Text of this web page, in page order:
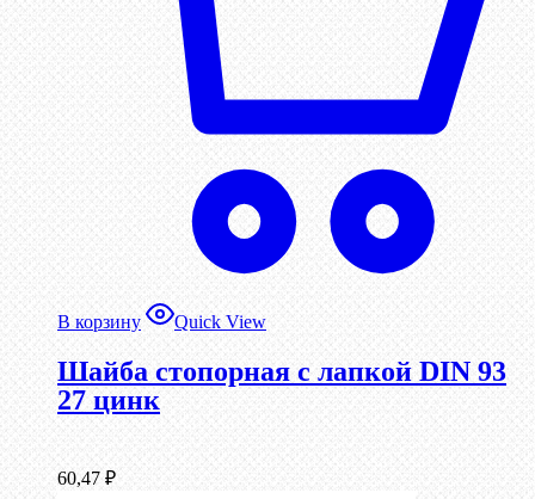
В корзину Quick View
Шайба стопорная с лапкой DIN 93
27 цинк
60,47 ₽